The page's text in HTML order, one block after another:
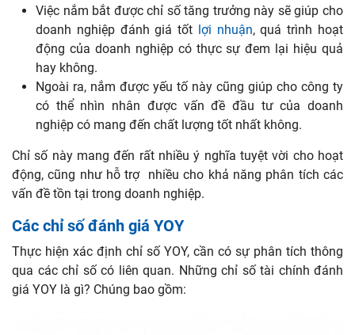
Việc nắm bắt được chỉ số tăng trưởng này sẽ giúp cho
doanh nghiệp đánh giá tốt lợi nhuận, quá trình hoạt
động của doanh nghiệp có thực sự đem lại hiệu quả
hay không.
Ngoài ra, nắm được yếu tố này cũng giúp cho công ty
có thể nhìn nhân được vấn đề đầu tư của doanh
nghiệp có mang đến chất lượng tốt nhất không.
Chỉ số này mang đến rất nhiều ý nghĩa tuyệt vời cho hoạt
động, cũng như hỗ trợ nhiều cho khả năng phân tích các
vấn đề tồn tại trong doanh nghiệp.
Các chỉ số đánh giá YOY
Thực hiện xác định chỉ số YOY, cần có sự phân tích thông
qua các chỉ số có liên quan. Những chỉ số tài chính đánh
giá YOY là gì? Chúng bao gồm: